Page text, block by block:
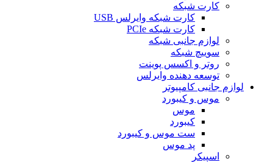
کارت شبکه
کارت شبکه وایرلس USB
کارت شبکه PCIe
لوازم جانبی شبکه
سوییچ شبکه
روتر و اکسس پوینت
توسعه دهنده وایرلس
لوازم جانبی کامپیوتر
موس و کیبورد
موس
کیبورد
ست موس و کیبورد
پد موس
اسپیکر